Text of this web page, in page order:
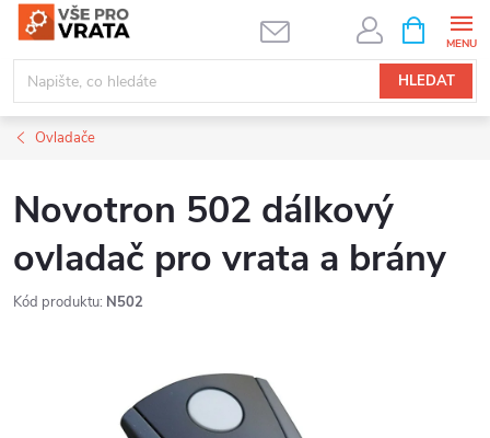
Přejít
obsah
HLEDAT
NÁKUPNÍ
KOŠÍK
Ovladače
Novotron 502 dálkový
ovladač pro vrata a brány
Kód produktu: N502